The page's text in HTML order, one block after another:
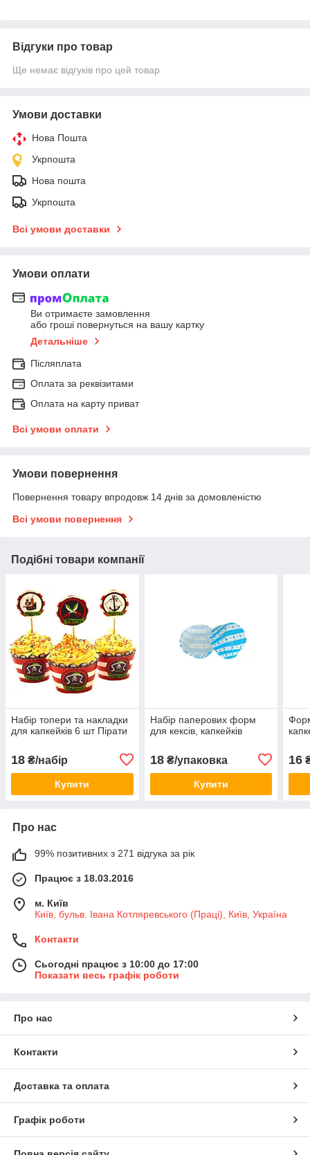
Відгуки про товар
Ще немає відгуків про цей товар
Умови доставки
Нова Пошта
Укрпошта
Нова пошта
Укрпошта
Всі умови доставки
Умови оплати
Ви отримаєте замовлення
або гроші повернуться на вашу картку
Детальніше
Післяплата
Оплата за реквізитами
Оплата на карту приват
Всі умови оплати
Умови повернення
Повернення товару впродовж 14 днів за домовленістю
Всі умови повернення
Подібні товари компанії
Набір топери та накладки
для капкейків 6 шт Пірати
18 ₴/набір
Купити
Набір паперових форм
для кексів, капкейків
18₴/упаковка
Купити
16
Про нас
99% позитивних з 271 відгука за рік
Працює з 18.03.2016
м. Київ
Київ, бульв. Івана Котляревського (Праці), Київ, Україна
Контакти
Сьогодні працює з 10:00 до 17:00
Показати весь графік роботи
Про нас
Контакти
Доставка та оплата
Графік роботи